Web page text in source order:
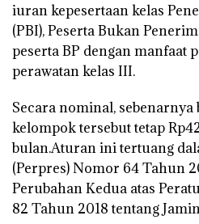
iuran kepesertaan kelas
(PBI), Peserta Bukan
peserta BP dengan manfaat
perawatan kelas III.
Secara nominal,
kelompok tersebut tetap
bulan.Aturan ini tertuang
(Perpres) Nomor 64 Tahun
Perubahan Kedua atas
82 Tahun 2018 tentang